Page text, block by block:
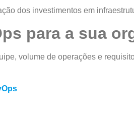
dos investimentos em
para a sua
volume de operações e